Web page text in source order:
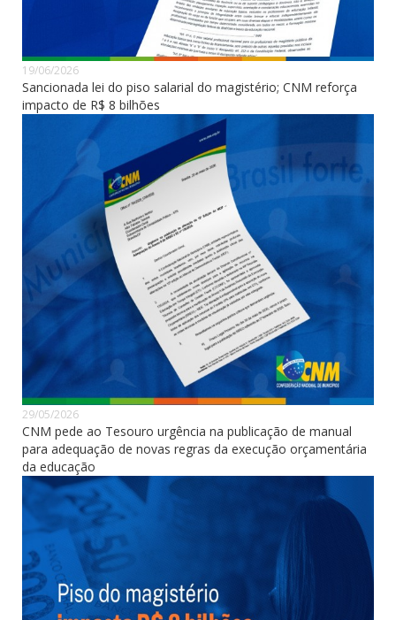
19/06/2026
Sancionada lei do piso salarial do magistério; CNM reforça
impacto de R$ 8 bilhões
29/05/2026
CNM pede ao Tesouro urgência na publicação de manual
para adequação de novas regras da execução orçamentária
da educação